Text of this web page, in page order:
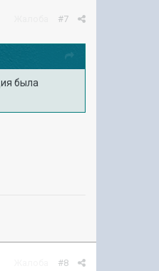
#7
была
#8